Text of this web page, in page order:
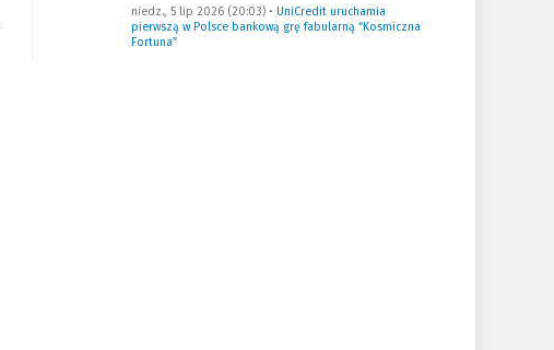
niedz., 5 lip 2026 (20:03)• UniCredit uruchamia
pierwszą w Polsce bankową grę fabularną “Kosmiczna
Fortuna”